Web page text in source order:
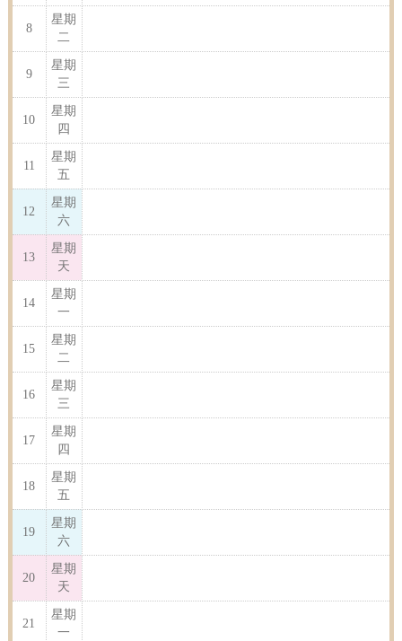
8
星期
二
9
星期
三
10
星期
四
11
星期
五
12
星期
六
13
星期
天
14
星期
一
15
星期
二
16
星期
三
17
星期
四
18
星期
五
19
星期
六
20
星期
天
21
星期
一